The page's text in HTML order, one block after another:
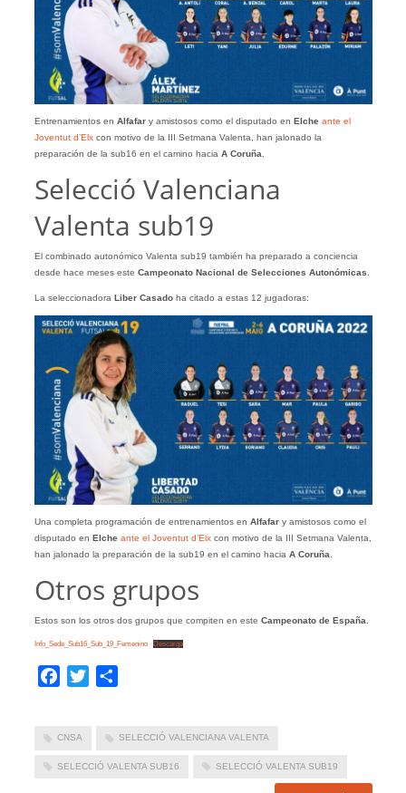
Entrenamientos en Alfafary amistosos como el disputado en Elche ante el
Joventut d’Elxcon motivo de la III Setmana Valenta, han jalonado la
preparación de la sub16 en el camino hacia A Coruña
Selecció Valenciana
Valenta sub19
El combinado autonómico Valenta sub19 también ha preparado a conciencia
desde hace meses este Campeonato Nacional de Selecciones Autonómicas
La seleccionadora Liber Casadoha citado a estas 12 jugadoras:
Una completa programación de entrenamientos en Alfafary amistosos como el
disputado en Elche ante el Joventut d’Elxcon motivo de la III Setmana Valenta,
han jalonado la preparación de la sub19 en el camino hacia A Coruña.
Otros grupos
Estos son los otros dos grupos que compiten en este Campeonato de España.
Info_Sede_Sub16_Sub_19_Femenino Descarga
Facebook
Twitter
CNSA SELECCIÓ VALENCIANA VALENTA
SELECCIÓ VALENTA SUB16 SELECCIÓ VALENTA SUB19